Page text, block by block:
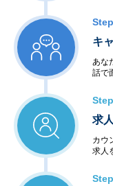
キ
あな
話で
求
カウ
求人